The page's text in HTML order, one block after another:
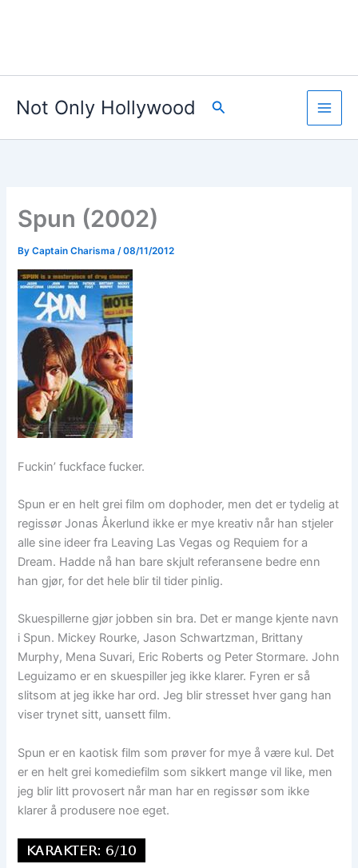
Not Only Hollywood Search
Spun (2002)
ByCaptain Charisma /08/11/2012
Fuckin’ fuckface fucker.
Spun er en helt grei film om dophoder, men det er tydelig at
regissør Jonas Åkerlund ikke er mye kreativ når han stjeler
alle sine ideer fra Leaving Las Vegas og Requiem for a
Dream. Hadde nå han bare skjult referansene bedre enn
han gjør, for det hele blir til tider pinlig.
Skuespillerne gjør jobben sin bra. Det er mange kjente navn
i Spun. Mickey Rourke, Jason Schwartzman, Brittany
Murphy, Mena Suvari, Eric Roberts og Peter Stormare. John
Leguizamo er en skuespiller jeg ikke klarer. Fyren er så
slitsom at jeg ikke har ord. Jeg blir stresset hver gang han
viser trynet sitt, uansett film.
Spun er en kaotisk film som prøver for mye å være kul. Det
er en helt grei komediefilm som sikkert mange vil like, men
jeg blir litt provosert når man har en regissør som ikke
klarer å produsere noe eget.